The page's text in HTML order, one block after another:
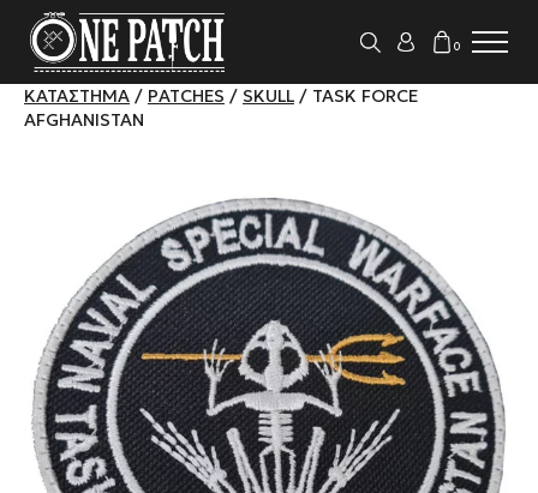
0
ΚΑΤΆΣΤΗΜΑ / PATCHES / SKULL / TASK FORCE
AFGHANISTAN